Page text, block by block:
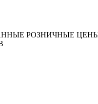
РОЗНИЧНЫЕ